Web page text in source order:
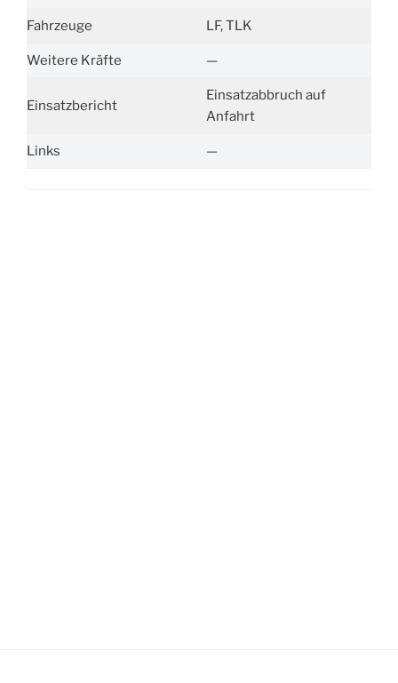
Fahrzeuge LF, TLK
Weitere Kräfte —
Einsatzbericht
Einsatzabbruch auf
Anfahrt
Links —